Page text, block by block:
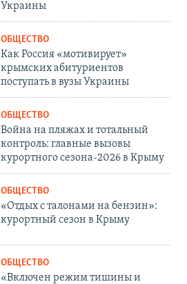
Украины
ОБЩЕСТВО
Как Россия «мотивирует»
крымских абитуриентов
поступать в вузы Украины
ОБЩЕСТВО
Война на пляжах и тотальный
контроль: главные вызовы
курортного сезона-2026 в Крыму
ОБЩЕСТВО
«Отдых с талонами на бензин»:
курортный сезон в Крыму
ОБЩЕСТВО
«Включен режим тишины и